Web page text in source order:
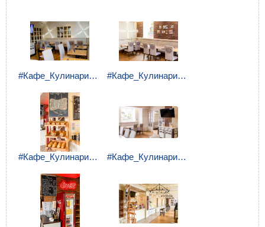
#Кафе_Кулинария_Воркута (3).jpg #Кафе_Кулинария_Воркута (4).jpg
#Кафе_Кулинария_Воркута (5).jpg #Кафе_Кулинария_Воркута (6).jpg